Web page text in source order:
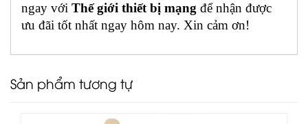
ngay với Thế giới thiết bị mạng để nhận được
ưu đãi tốt nhất ngay hôm nay. Xin cảm ơn!
Sản phẩm tương tự